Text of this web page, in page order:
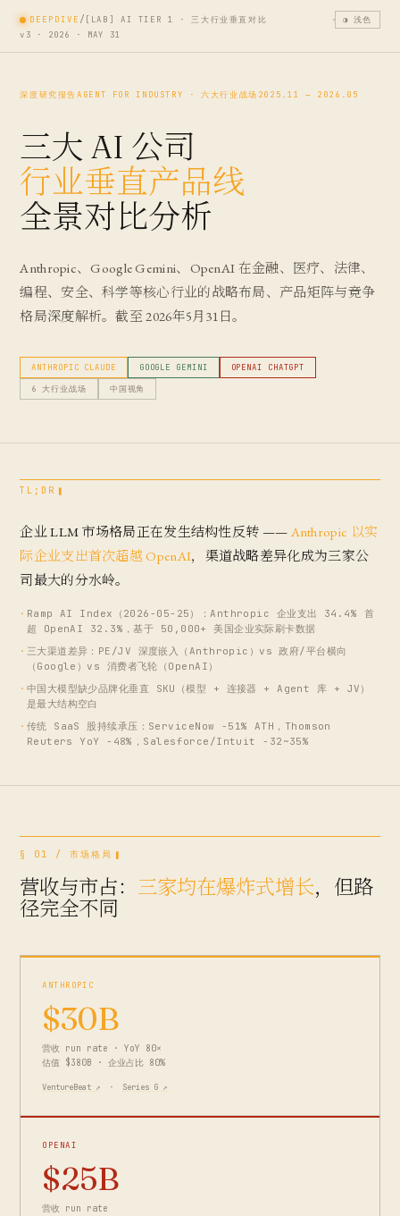
DEEPDIVE / [LAB] AI TIER 1 · 三大行业垂直对比 ◑ 浅色
v3 · 2026 · MAY 31
深度研究报告AGENT FOR INDUSTRY · 六大行业战场 2025.11 — 2026.05
三大 AI 公司
行业垂直产品线
全景对比分析
Anthropic、Google Gemini、OpenAI 在金融、医疗、法律、
编程、安全、科学等核心行业的战略布局、产品矩阵与竞争
格局深度解析。截至 2026年5月31日。
ANTHROPIC CLAUDE GOOGLE GEMINI
OPENAI CHATGPT
6 大行业战场
中国视角
TL;DR
企业 LLM 市场格局正在发生结构性反转 —— Anthropic 以实
际企业支出首次超越 OpenAI，渠道战略差异化成为三家公
司最大的分水岭。
· Ramp AI Index（2026-05-25）：Anthropic 企业支出 34.4% 首
超 OpenAI 32.3%，基于 50,000+ 美国企业实际刷卡数据
· 三大渠道差异：PE/JV 深度嵌入（Anthropic）vs 政府/平台横向
（Google）vs 消费者飞轮（OpenAI）
· 中国大模型缺少品牌化垂直 SKU（模型 + 连接器 + Agent 库 + JV）
是最大结构空白
· 传统 SaaS 股持续承压：ServiceNow -51% ATH，Thomson
Reuters YoY -48%，Salesforce/Intuit -32~35%
§ 01 / 市场格局
营收与市占： 三家均在爆炸式增长，但路
径完全不同
ANTHROPIC
$30B
营收 run rate · YoY 80×
估值 $380B · 企业占比 80%
VentureBeat ↗ · Series G ↗
OPENAI
$25B
营收 run rate